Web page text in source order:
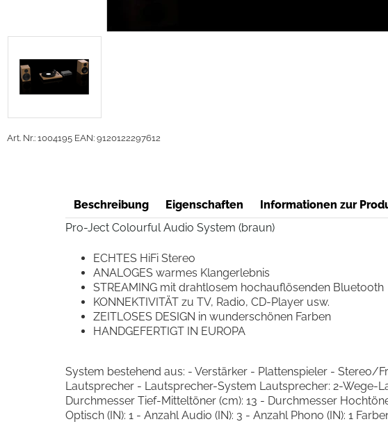
Art. Nr.: 1004195 EAN: 9120122297612
Beschreibung Eigenschaften
Informationen zur
Pro-Ject Colourful Audio System (braun)
ECHTES HiFi Stereo
ANALOGES warmes Klangerlebnis
STREAMING mit drahtlosem hochauflösenden Bluetooth
KONNEKTIVITÄT zu TV, Radio, CD-Player usw.
ZEITLOSES DESIGN in wunderschönen Farben
HANDGEFERTIGT IN EUROPA
System bestehend aus: - Verstärker - Plattenspieler -
Lautsprecher - Lautsprecher-System Lautsprecher: 2-Wege-
Durchmesser Tief-Mitteltöner (cm): 13 - Durchmesser
Optisch (IN): 1 - Anzahl Audio (IN): 3 - Anzahl Phono (IN): 1